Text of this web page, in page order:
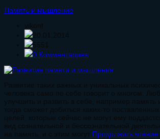
Память и мышление
vikont
20.01.2014
5551
0 Комментариев
Развитие таких важных и уникальных
человека само по себе говорит о многом.
улучшить и развить в себе, например память
тогда сможет добиться каких-то
целей, которые сейчас не могут ему
вид сознательной и бессознательной
на память, и с этим могут Продолжить чтение